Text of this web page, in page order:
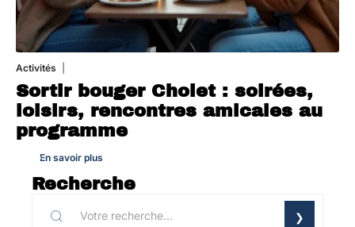
Activités
Sortir bouger Cholet : soirées,
loisirs, rencontres amicales au
programme
En savoir plus
Recherche